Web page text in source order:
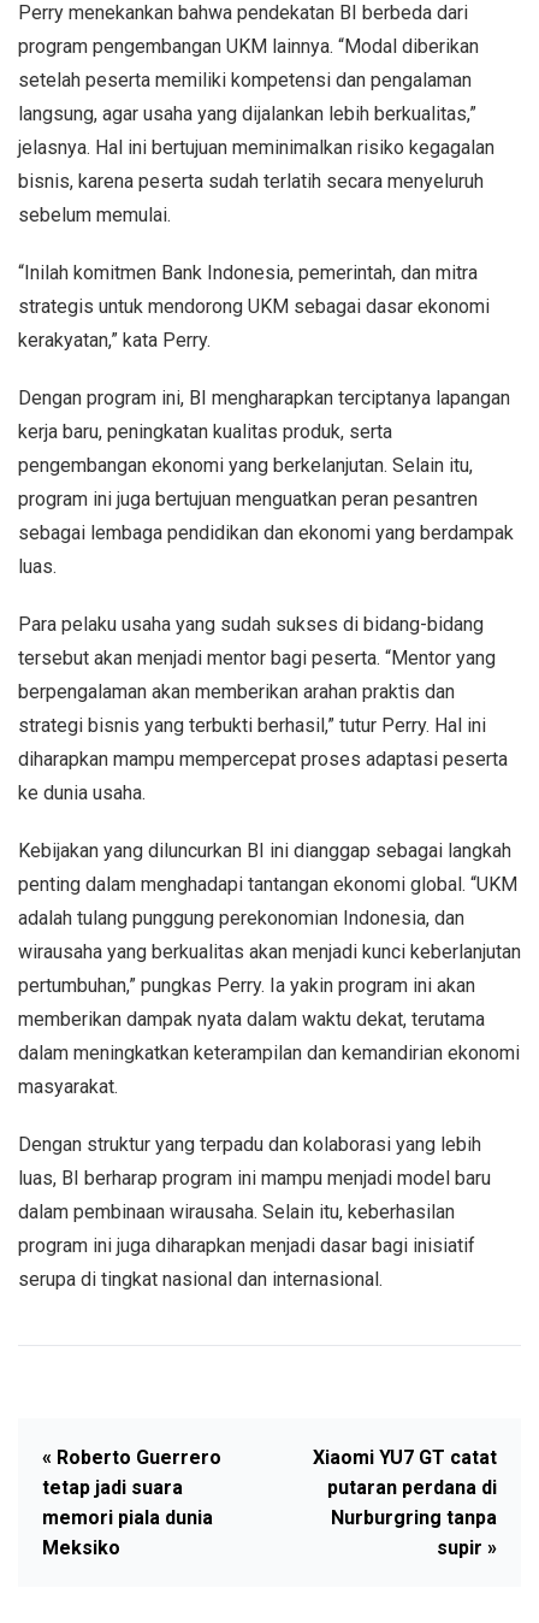
Perry menekankan bahwa pendekatan BI berbeda dari
program pengembangan UKM lainnya. “Modal diberikan
setelah peserta memiliki kompetensi dan pengalaman
langsung, agar usaha yang dijalankan lebih berkualitas,”
jelasnya. Hal ini bertujuan meminimalkan risiko kegagalan
bisnis, karena peserta sudah terlatih secara menyeluruh
sebelum memulai.
“Inilah komitmen Bank Indonesia, pemerintah, dan mitra
strategis untuk mendorong UKM sebagai dasar ekonomi
kerakyatan,” kata Perry.
Dengan program ini, BI mengharapkan terciptanya lapangan
kerja baru, peningkatan kualitas produk, serta
pengembangan ekonomi yang berkelanjutan. Selain itu,
program ini juga bertujuan menguatkan peran pesantren
sebagai lembaga pendidikan dan ekonomi yang berdampak
luas.
Para pelaku usaha yang sudah sukses di bidang-bidang
tersebut akan menjadi mentor bagi peserta. “Mentor yang
berpengalaman akan memberikan arahan praktis dan
strategi bisnis yang terbukti berhasil,” tutur Perry. Hal ini
diharapkan mampu mempercepat proses adaptasi peserta
ke dunia usaha.
Kebijakan yang diluncurkan BI ini dianggap sebagai langkah
penting dalam menghadapi tantangan ekonomi global. “UKM
adalah tulang punggung perekonomian Indonesia, dan
wirausaha yang berkualitas akan menjadi kunci keberlanjutan
pertumbuhan,” pungkas Perry. Ia yakin program ini akan
memberikan dampak nyata dalam waktu dekat, terutama
dalam meningkatkan keterampilan dan kemandirian ekonomi
masyarakat.
Dengan struktur yang terpadu dan kolaborasi yang lebih
luas, BI berharap program ini mampu menjadi model baru
dalam pembinaan wirausaha. Selain itu, keberhasilan
program ini juga diharapkan menjadi dasar bagi inisiatif
serupa di tingkat nasional dan internasional.
« Roberto Guerrero
tetap jadi suara
memori piala dunia
Meksiko
Xiaomi YU7 GT catat
putaran perdana di
Nurburgring tanpa
supir »